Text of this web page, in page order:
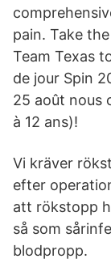
pain. Take
Team Texas
de jour Spin
25 août nous
à 12 ans)!
Vi kräver
efter
att rökstopp
så som
blodpropp.